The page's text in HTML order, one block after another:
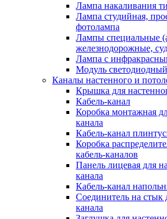
Лампа накаливания
Лампа студийная,
фотолампа
Лампы специальные
железнодорожные,
Лампа с
Модуль светодиодный
Каналы настенного и
Крышка для
Кабель-канал
Коробка монтажная
канала
Кабель-канал
Коробка
кабель-каналов
Панель лицевая для
канала
Кабель-канал
Соединитель на стык
канала